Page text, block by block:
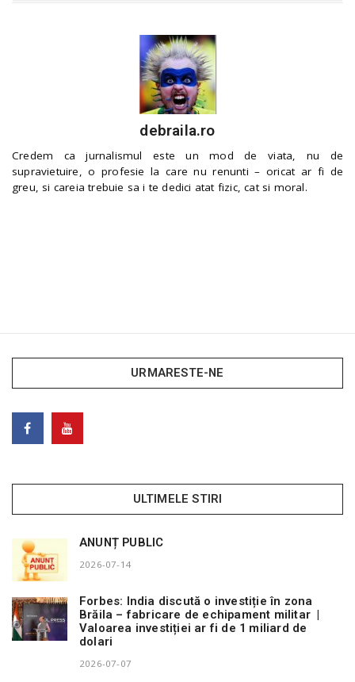
debraila.ro
Credem ca jurnalismul este un mod de viata, nu de
supravietuire, o profesie la care nu renunti – oricat ar fi de
greu, si careia trebuie sa i te dedici atat fizic, cat si moral.
URMARESTE-NE
ULTIMELE STIRI
ANUNȚ PUBLIC
2026-07-14
Forbes: India discută o investiție în zona
Brăila – fabricare de echipament militar |
Valoarea investiției ar fi de 1 miliard de
dolari
2026-07-07